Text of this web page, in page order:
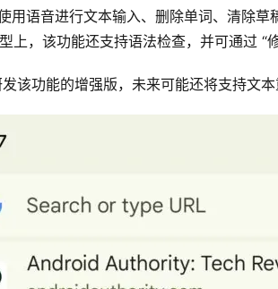
用语音进行文本输入、删除单词、清除草
上，该功能还支持语法检查，并可通过 “
该功能的增强版，未来可能还将支持文